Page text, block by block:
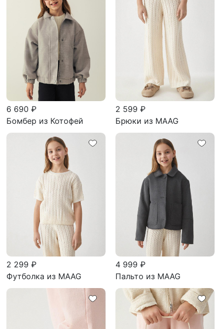
6 690 ₽
Бомбер из Котофей
2 599 ₽
Брюки из MAAG
2 299 ₽
Футболка из MAAG
4 999 ₽
Пальто из MAAG